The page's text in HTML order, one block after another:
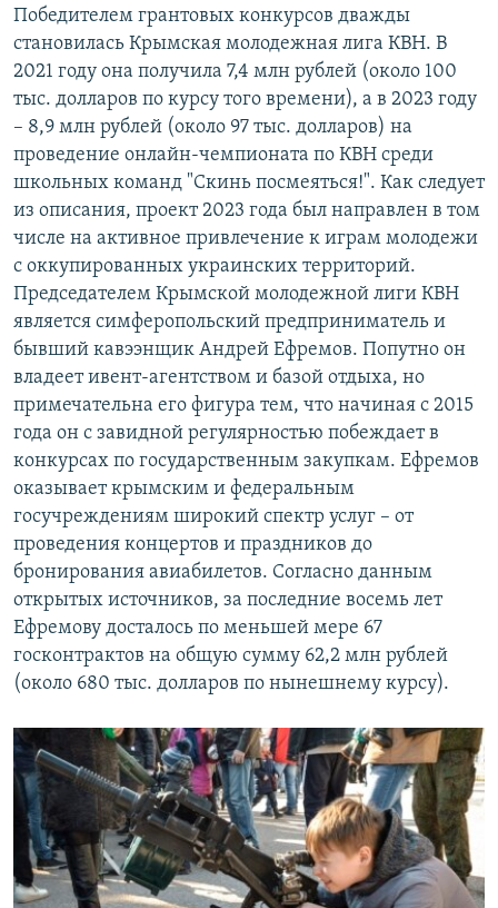
Победителем грантовых конкурсов дважды
становилась Крымская молодежная лига КВН. В
2021 году она получила 7,4 млн рублей (около 100
тыс. долларов по курсу того времени), а в 2023 году
– 8,9 млн рублей (около 97 тыс. долларов) на
проведение онлайн-чемпионата по КВН среди
школьных команд "Скинь посмеяться!". Как следует
из описания, проект 2023 года был направлен в том
числе на активное привлечение к играм молодежи
с оккупированных украинских территорий.
Председателем Крымской молодежной лиги КВН
является симферопольский предприниматель и
бывший кавээнщик Андрей Ефремов. Попутно он
владеет ивент-агентством и базой отдыха, но
примечательна его фигура тем, что начиная с 2015
года он с завидной регулярностью побеждает в
конкурсах по государственным закупкам. Ефремов
оказывает крымским и федеральным
госучреждениям широкий спектр услуг – от
проведения концертов и праздников до
бронирования авиабилетов. Согласно данным
открытых источников, за последние восемь лет
Ефремову досталось по меньшей мере 67
госконтрактов на общую сумму 62,2 млн рублей
(около 680 тыс. долларов по нынешнему курсу).